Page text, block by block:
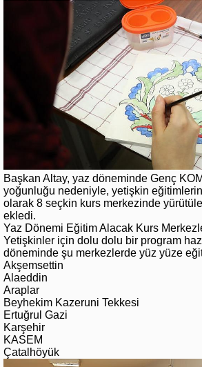
Başkan Altay, yaz döneminde Genç
yoğunluğu nedeniyle, yetişkin
olarak 8 seçkin kurs merkezinde
ekledi.
Yaz Dönemi Eğitim Alacak Kurs
Yetişkinler için dolu dolu bir program
döneminde şu merkezlerde yüz yüze
Akşemsettin
Alaeddin
Araplar
Beyhekim Kazeruni Tekkesi
Ertuğrul Gazi
Karşehir
KASEM
Çatalhöyük